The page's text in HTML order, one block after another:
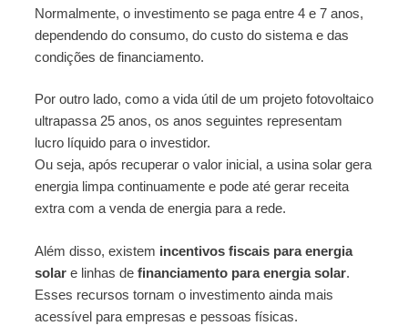
Normalmente, o investimento se paga entre 4 e 7 anos,
dependendo do consumo, do custo do sistema e das
condições de financiamento.
Por outro lado, como a vida útil de um projeto fotovoltaico
ultrapassa 25 anos, os anos seguintes representam
lucro líquido para o investidor.
Ou seja, após recuperar o valor inicial, a usina solar gera
energia limpa continuamente e pode até gerar receita
extra com a venda de energia para a rede.
Além disso, existem incentivos fiscais para energia
solar e linhas de financiamento para energia solar.
Esses recursos tornam o investimento ainda mais
acessível para empresas e pessoas físicas.